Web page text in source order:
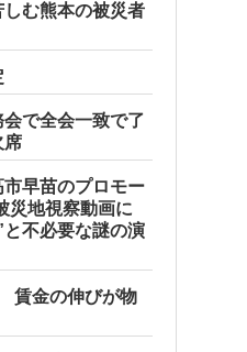
む熊本の被災者
で全会一致で了
席
市早苗のプロモー
災地視察動画に
不必要な謎の演
賃金の伸びが物